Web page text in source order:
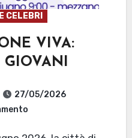
CELEBRI
VIVA:
GIOVANI
27/05/2026